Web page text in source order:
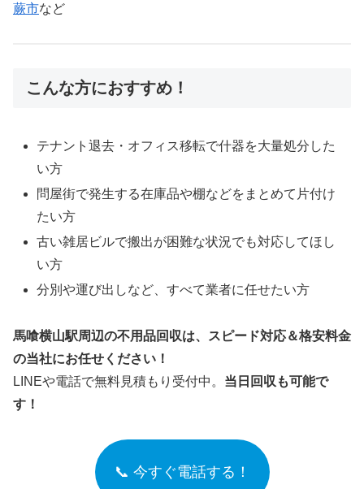
蕨市など
こんな方におすすめ！
テナント退去・オフィス移転で什器を大量処分した
い方
問屋街で発生する在庫品や棚などをまとめて片付け
たい方
古い雑居ビルで搬出が困難な状況でも対応してほし
い方
分別や運び出しなど、すべて業者に任せたい方
馬喰横山駅周辺の不用品回収は、スピード対応＆格安料金
の当社にお任せください！
LINEや電話で無料見積もり受付中。 当日回収も可能で
す！
📞 今すぐ電話する！